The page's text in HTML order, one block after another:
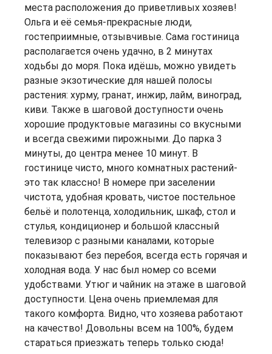
места расположения до приветливых хозяев!
Ольга и её семья-прекрасные люди,
гостеприимные, отзывчивые. Сама гостиница
располагается очень удачно, в 2 минутах
ходьбы до моря. Пока идёшь, можно увидеть
разные экзотические для нашей полосы
растения: хурму, гранат, инжир, лайм, виноград,
киви. Также в шаговой доступности очень
хорошие продуктовые магазины со вкусными
и всегда свежими пирожными. До парка 3
минуты, до центра менее 10 минут. В
гостинице чисто, много комнатных растений-
это так классно! В номере при заселении
чистота, удобная кровать, чистое постельное
бельё и полотенца, холодильник, шкаф, стол и
стулья, кондиционер и большой классный
телевизор с разными каналами, которые
показывают без перебоя, всегда есть горячая и
холодная вода. У нас был номер со всеми
удобствами. Утюг и чайник на этаже в шаговой
доступности. Цена очень приемлемая для
такого комфорта. Видно, что хозяева работают
на качество! Довольны всем на 100%, будем
стараться приезжать теперь только сюда!